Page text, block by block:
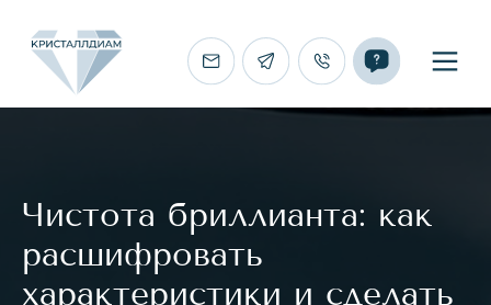
Чистота бриллианта: как
расшифровать
характеристики и сделать